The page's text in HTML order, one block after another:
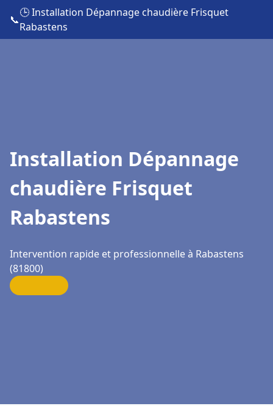
📞
🕒 Installation Dépannage chaudière Frisquet
Rabastens
Installation Dépannage
chaudière Frisquet
Rabastens
Intervention rapide et professionnelle à Rabastens
(81800)